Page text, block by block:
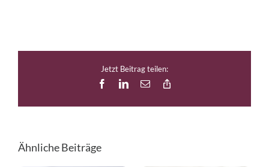
Jetzt Beitrag teilen:
FacebookLinkedIn
E-
Ähnliche Beiträge